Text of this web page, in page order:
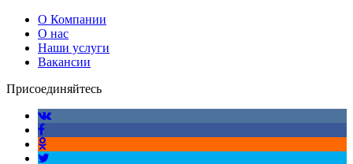
О Компании
О нас
Наши услуги
Вакансии
Присоединяйтесь